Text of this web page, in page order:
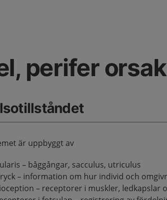
perifer orsak
är uppbyggt av
– båggångar, sacculus, utriculus
– information om hur individ och
– receptorer i muskler, ledkapslar